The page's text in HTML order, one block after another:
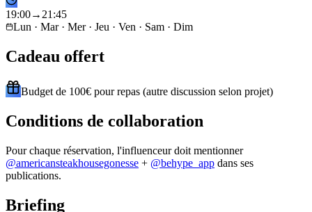
19:00→ 21 :45
Lun · Mar · Mer · Jeu · Ven · Sam · Dim
Cadeau offert
Budget de 100€ pour repas (autre discussion selon projet)
Conditions de collaboration
Pour chaque réservation, l'influenceur doit mentionner
@americansteakhousegonesse + @behype_app dans ses
publications.
Briefing